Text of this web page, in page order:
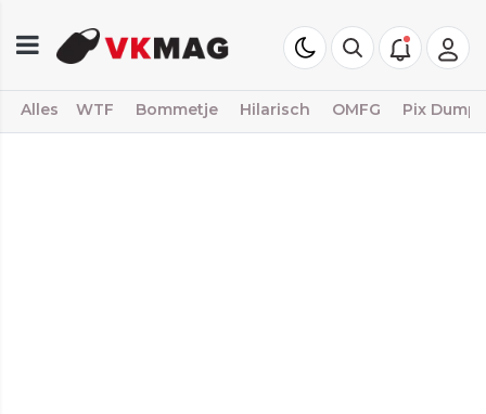
Alles WTF Bommetje Hilarisch OMFG Pix Dump